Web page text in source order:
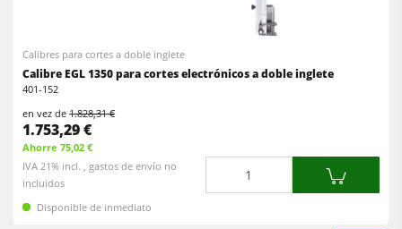
Calibres para cortes a doble inglete
Calibre EGL 1350 para cortes electrónicos a doble inglete
401-152
en vez de1.828,31 €
1.753,29 €
Ahorre 75,02 €
IVA 21% incl. , gastos de envío no
incluidos
Disponible de inmediato